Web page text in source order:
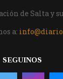
de Salta y
a:
SEGUINOS